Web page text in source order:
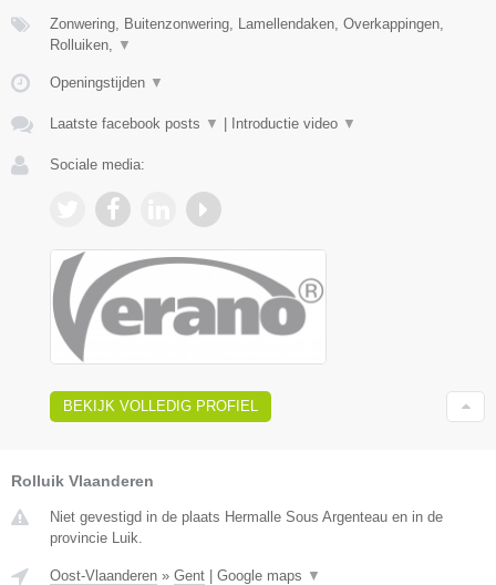
Zonwering, Buitenzonwering, Lamellendaken, Overkappingen,
Rolluiken, ▼
Openingstijden ▼
Laatste facebook posts ▼ Introductie video ▼
Sociale media:
BEKIJK VOLLEDIG PROFIEL
Rolluik Vlaanderen
Niet gevestigd in de plaats Hermalle Sous Argenteau en in de
provincie Luik.
Oost-Vlaanderen » Gent Google maps ▼